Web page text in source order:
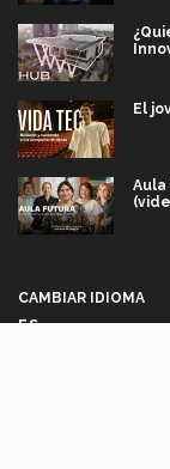
El
CAMBIAR IDIOMA
ES